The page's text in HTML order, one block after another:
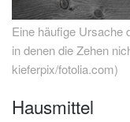
Eine häufige Ursache
in denen die Zehen
kieferpix/fotolia.com)
Hausmittel